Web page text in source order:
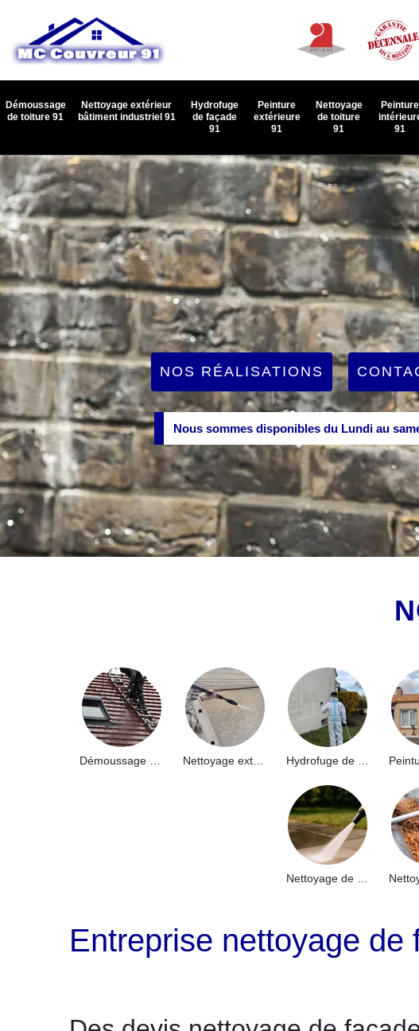
Démoussage
de toiture 91
Nettoyage extérieur
bâtiment industriel 91
Hydrofuge
de façade
91
Peinture
extérieure
91
Nettoyage
de toiture
91
Peinture
91
NOS RÉALISATIONS
Nous sommes disponibles du Lundi au
Nettoyage extérieur bâtiment industriel 91
Entreprise nettoyage